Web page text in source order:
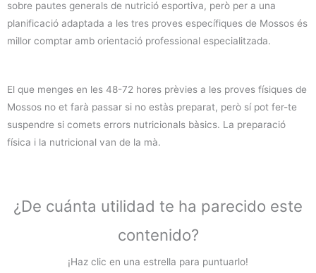
sobre pautes generals de nutrició esportiva, però per a una
planificació adaptada a les tres proves específiques de Mossos és
millor comptar amb orientació professional especialitzada.
El que menges en les 48-72 hores prèvies a les proves físiques de
Mossos no et farà passar si no estàs preparat, però sí pot fer-te
suspendre si comets errors nutricionals bàsics. La preparació
física i la nutricional van de la mà.
¿De cuánta utilidad te ha parecido este
contenido?
¡Haz clic en una estrella para puntuarlo!